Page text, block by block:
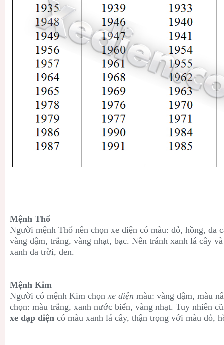
Mệnh Thổ
Người mệnh Thổ nên chọn xe điện có màu: đỏ, hồng, da
vàng đậm, trắng, vàng nhạt, bạc. Nên tránh xanh lá cây
xanh da trời, đen.
Mệnh Kim
Người có mệnh Kim chọn xe điện màu: vàng đậm, màu
chọn: màu trắng, xanh nước biển, vàng nhạt. Tuy nhiên
xe đạp điện có màu xanh lá cây, thận trọng với màu đỏ,